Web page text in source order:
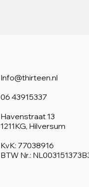
Info@thirteen.nl
06 43915337
Havenstraat 13
1211KG, Hilversum
KvK: 77038916
BTW Nr.: